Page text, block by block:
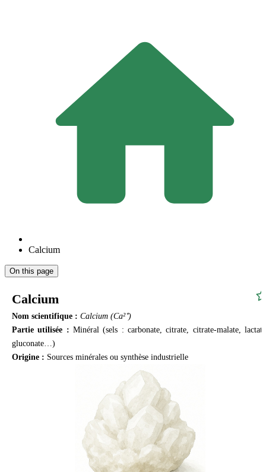
Calcium
On this page
Calcium
Nom scientifique : Calcium (Ca²⁺)
Partie utilisée : Minéral (sels : carbonate, citrate, citrate-malate,
gluconate…)
Origine : Sources minérales ou synthèse industrielle